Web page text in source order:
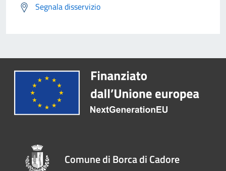
Segnala disservizio
Comune di Borca di Cadore